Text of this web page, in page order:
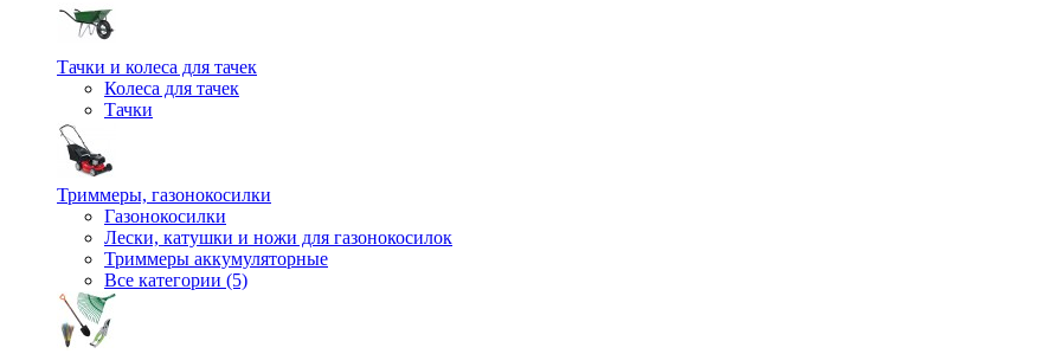
Тачки и колеса для тачек
Колеса для тачек
Тачки
Триммеры, газонокосилки
Газонокосилки
Лески, катушки и ножи для газонокосилок
Триммеры аккумуляторные
Все категории (5)